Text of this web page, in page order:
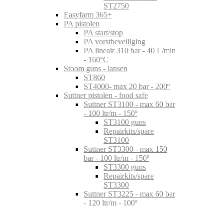
ST2750
Easyfarm 365+
PA pistolen
PA start/stop
PA vorstbeveiliging
PA lineair 310 bar - 40 L/min
- 160°C
Stoom guns - lansen
ST860
ST4000- max 20 bar - 200º
Suttner pistolen - food safe
Suttner ST3100 - max 60 bar
- 100 ltr/m - 150º
ST3100 guns
Repairkits/spare
ST3100
Suttner ST3300 - max 150
bar - 100 ltr/m - 150º
ST3300 guns
Repairkits/spare
ST3300
Suttner ST3225 - max 60 bar
- 120 ltr/m - 100º